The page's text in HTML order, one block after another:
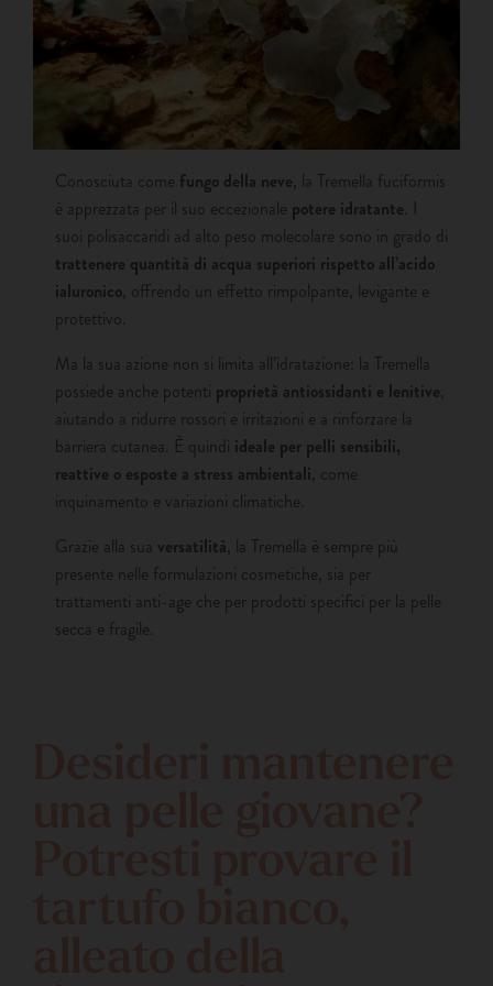
Conosciuta come fungo della neve , la Tremella fuciformis
è apprezzata per il suo eccezionale potere idratante
suoi polisaccaridi ad alto peso molecolare sono in grado di
trattenere quantità di acqua superiori rispetto all’acido
ialuronico , offrendo un effetto rimpolpante, levigante e
protettivo.
Ma la sua azione non si limita all’idratazione: la Tremella
possiede anche potenti proprietà antiossidanti e lenitive
aiutando a ridurre rossori e irritazioni e a rinforzare la
barriera cutanea. È quindi ideale per pelli sensibili,
reattive o esposte a stress ambientali , come
inquinamento e variazioni climatiche.
Grazie alla sua versatilità , la Tremella è sempre più
presente nelle formulazioni cosmetiche, sia per
trattamenti anti-age che per prodotti specifici per la pelle
secca e fragile.